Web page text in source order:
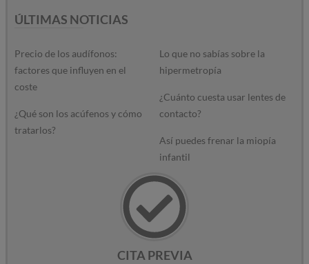
ÚLTIMAS NOTICIAS
Precio de los audífonos:
factores que influyen en el
coste
Lo que no sabías sobre la
hipermetropía
¿Cuánto cuesta usar lentes de
contacto?
¿Qué son los acúfenos y cómo
tratarlos?
Así puedes frenar la miopía
infantil
CITA PREVIA